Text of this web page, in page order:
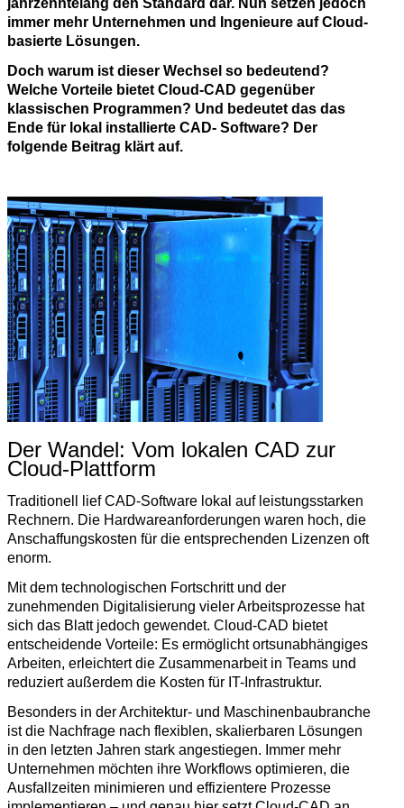
jahrzehntelang den Standard dar. Nun setzen jedoch
immer mehr Unternehmen und Ingenieure auf Cloud-
basierte Lösungen.
Doch warum ist dieser Wechsel so bedeutend?
Welche Vorteile bietet Cloud-CAD gegenüber
klassischen Programmen? Und bedeutet das das
Ende für lokal installierte CAD- Software? Der
folgende Beitrag klärt auf.
Der Wandel: Vom lokalen CAD zur
Cloud-Plattform
Traditionell lief CAD-Software lokal auf leistungsstarken
Rechnern. Die Hardwareanforderungen waren hoch, die
Anschaffungskosten für die entsprechenden Lizenzen oft
enorm.
Mit dem technologischen Fortschritt und der
zunehmenden Digitalisierung vieler Arbeitsprozesse hat
sich das Blatt jedoch gewendet. Cloud-CAD bietet
entscheidende Vorteile: Es ermöglicht ortsunabhängiges
Arbeiten, erleichtert die Zusammenarbeit in Teams und
reduziert außerdem die Kosten für IT-Infrastruktur.
Besonders in der Architektur- und Maschinenbaubranche
ist die Nachfrage nach flexiblen, skalierbaren Lösungen
in den letzten Jahren stark angestiegen. Immer mehr
Unternehmen möchten ihre Workflows optimieren, die
Ausfallzeiten minimieren und effizientere Prozesse